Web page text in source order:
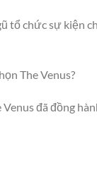
tổ chức sự kiện
The Venus?
đã đồng